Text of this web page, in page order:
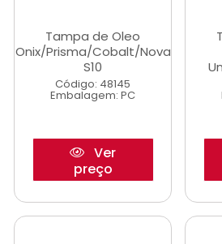
Tampa de Oleo
Onix/Prisma/Cobalt/Nova
S10
Código: 48145
Embalagem: PC
Ver
preço